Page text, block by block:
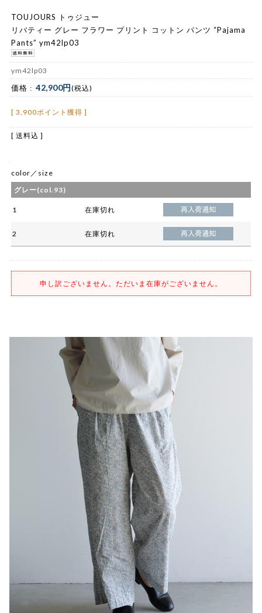
TOUJOURS トゥジュー
リバティー グレー フラワー プリント コットン パンツ “Pajama
Pants” ym42lp03
ym42lp03
価格 : 42,900円(税込)
[ 3,900ポイント獲得 ]
[ 送料込 ]
color／size
グレー(col.93)
1 在庫切れ
2 在庫切れ
申し訳ございません。ただいま在庫がございません。